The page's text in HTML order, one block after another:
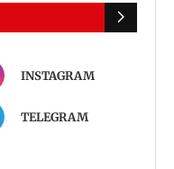
INSTAGRAM
TELEGRAM